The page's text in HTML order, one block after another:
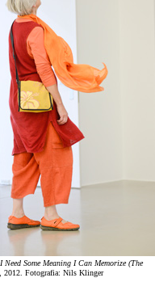
I Need Some Meaning I Can Memorize (The
, 2012. Fotografia: Nils Klinger